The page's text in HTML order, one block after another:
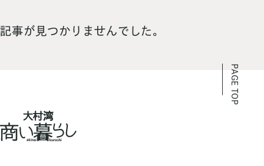
記事が見つかりませんでした。
PAGE TOP